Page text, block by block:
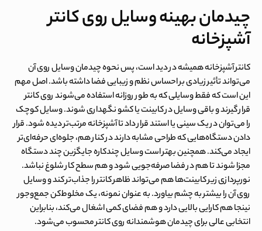
چیدمان بهینه وسایل روی کانتر
آشپزخانه
کانتر آشپزخانه همیشه در دید است، پس نحوه چیدمان وسایل روی آن
می‌تواند تأثیر زیادی بر احساس نظم و زیبایی فضا داشته باشد. اصل مهم
این است که فقط وسایلی که به طور روزانه استفاده می‌شوند روی کانتر
قرار گیرند و باقی وسایل در کابینت یا کشو نگهداری شوند. وسایل کوچک
را می‌توان در یک سینی یا استند قرار داد تا آشپزخانه مرتب‌تر دیده شود. قرار
دادن دستگاه‌هایی که طراحی مشابه دارند در کنار هم، جلوه‌ای حرفه‌ای‌تر
ایجاد می‌کند. همچنین بهتر است وسایل چندکاره جایگزین چند دستگاه
مجزا شوند تا هم در فضا صرفه‌جویی شود و هم سطح کار شلوغ نباشد.
نورپردازی زیر کابینت‌ها هم می‌تواند ظاهر کانتر را جذاب‌تر کند و وسایل
روی آن را بیشتر به چشم بیاورد. به عنوان نمونه، یک مخلوط‌کن جمع‌وجور
نینجا هم کارایی بالایی دارد و هم فضای کمی اشغال می‌کند، بنابراین
انتخابی عالی برای چیدمان هوشمندانه روی کانتر محسوب می‌شود.